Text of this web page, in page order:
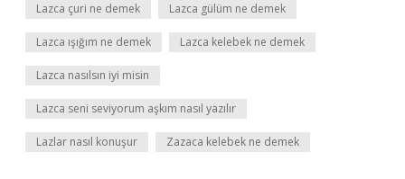
Lazca çuri ne demek Lazca gülüm ne demek
Lazca ışığım ne demek Lazca kelebek ne demek
Lazca nasılsın iyi misin
Lazca seni seviyorum aşkım nasıl yazılır
Lazlar nasıl konuşur Zazaca kelebek ne demek